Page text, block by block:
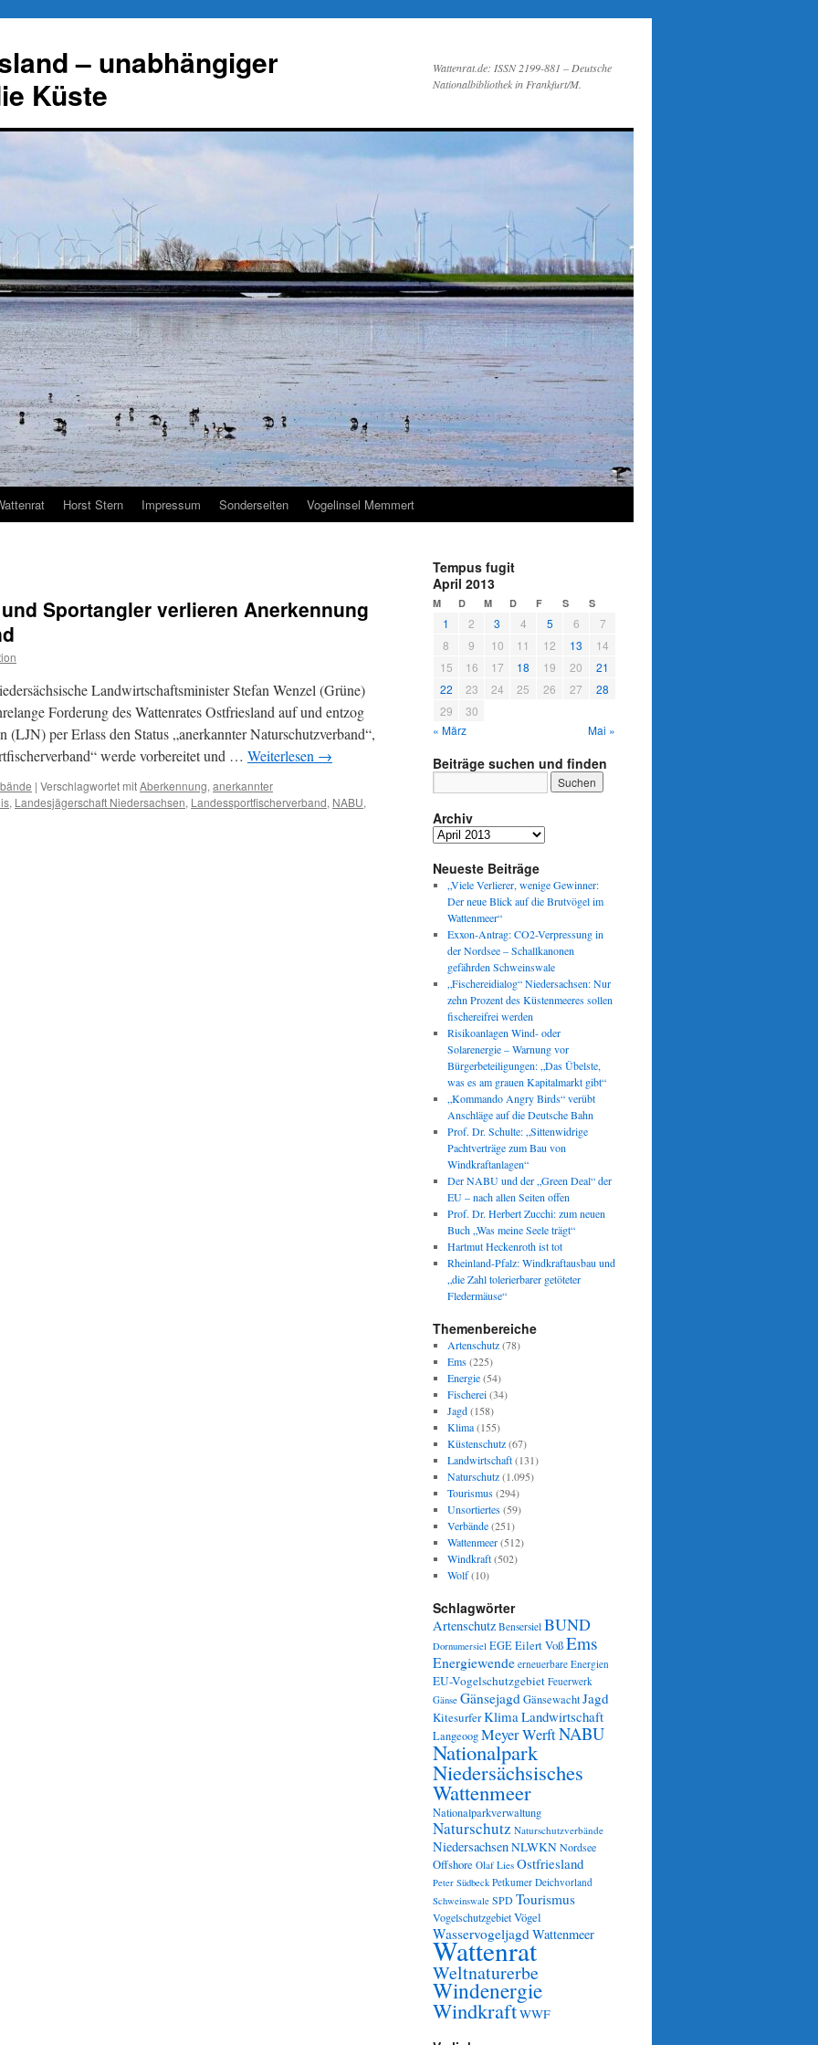
– unabhängiger
Küste
Wattenrat.de: ISSN 2199-881 – Deutsche
Nationalbibliothek in Frankfurt/M.
Horst Stern Impressum Sonderseiten Vogelinsel Memmert
Sportangler verlieren Anerkennung
Landwirtschaftsminister Stefan Wenzel (Grüne)
Forderung des Wattenrates Ostfriesland auf und entzog
(LJN) per Erlass den Status „anerkannter Naturschutzverband“,
werde vorbereitet und … Weiterlesen →
| Verschlagwortet mitAberkennung, anerkannter
, Landesjägerschaft Niedersachsen, Landessportfischerverband, NABU,
Tempus fugit
April 2013
M D M D F S S
1 2 3 4 5 6
7
8
9 10 11 12 13
14
15
16 17 18 19 20
21
22
23 24 25 26 27
28
29
30
« März
Mai »
Beiträge suchen und finden
Archiv
Archiv
Neueste Beiträge
„Viele Verlierer, wenige Gewinner:
Der neue Blick auf die Brutvögel im
Wattenmeer“
Exxon-Antrag: CO2-Verpressung in
der Nordsee – Schallkanonen
gefährden Schweinswale
„Fischereidialog“ Niedersachsen: Nur
zehn Prozent des Küstenmeeres sollen
fischereifrei werden
Risikoanlagen Wind- oder
Solarenergie – Warnung vor
Bürgerbeteiligungen: „Das Übelste,
was es am grauen Kapitalmarkt gibt“
„Kommando Angry Birds“ verübt
Anschläge auf die Deutsche Bahn
Prof. Dr. Schulte: „Sittenwidrige
Pachtverträge zum Bau von
Windkraftanlagen“
Der NABU und der „Green Deal“ der
EU – nach allen Seiten offen
Prof. Dr. Herbert Zucchi: zum neuen
Buch „Was meine Seele trägt“
Hartmut Heckenroth ist tot
Rheinland-Pfalz: Windkraftausbau und
„die Zahl tolerierbarer getöteter
Fledermäuse“
Themenbereiche
Artenschutz(78)
Ems(225)
Energie(54)
Fischerei(34)
Jagd(158)
Klima(155)
Küstenschutz(67)
Landwirtschaft(131)
Naturschutz(1.095)
Tourismus(294)
Unsortiertes(59)
Verbände(251)
Wattenmeer(512)
Windkraft(502)
Wolf(10)
Schlagwörter
Artenschutz Bensersiel BUND
Dornumersiel EGEEilert VoßEms
Energiewende erneuerbare Energien
EU-Vogelschutzgebiet Feuerwerk
Gänse GänsejagdGänsewachtJagd
KitesurferKlimaLandwirtschaft
LangeoogMeyer WerftNABU
Nationalpark
Niedersächsisches
Wattenmeer
Nationalparkverwaltung
Naturschutz Naturschutzverbände
NiedersachsenNLWKNNordsee
Offshore Olaf Lies Ostfriesland
Peter Südbeck Petkumer Deichvorland
Schweinswale SPDTourismus
VogelschutzgebietVögel
WasservogeljagdWattenmeer
Wattenrat
Weltnaturerbe
Windenergie
WindkraftWWF